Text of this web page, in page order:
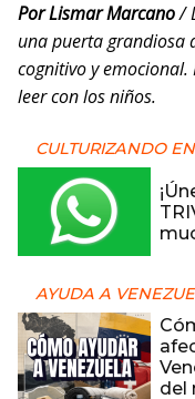
Por Lismar Marcano/
una puerta grandiosa
cognitivo y
leer con los niños.
CULTURIZANDO
AYUDA A
del